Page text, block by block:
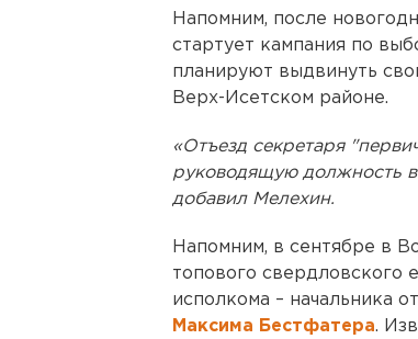
Напомним, после
стартует кампания по
планируют выдвинуть
Верх-Исетском районе.
«Отъезд секретаря
руководящую должность в
добавил Мелехин.
Напомним, в сентябре в
топового свердловского
исполкома – начальника
Максима Бестфатера.